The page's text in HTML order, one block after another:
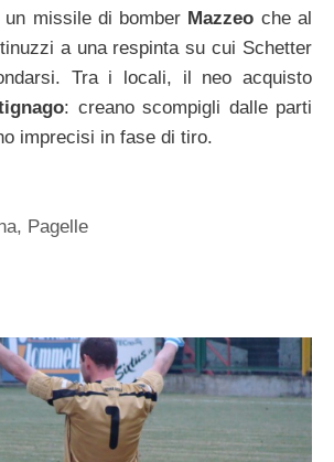
missile di bomber Mazzeo che al
a una respinta su cui Schetter
Tra i locali, il neo acquisto
: creano scompigli dalle parti
imprecisi in fase di tiro.
, Pagelle